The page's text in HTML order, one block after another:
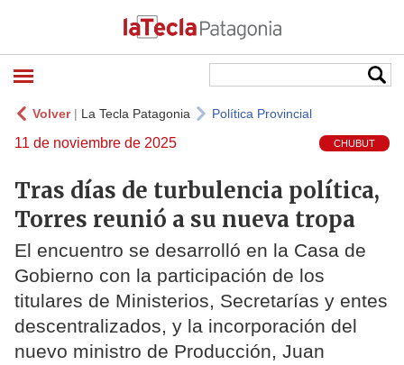
Volver| La Tecla Patagonia Política Provincial
11 de noviembre de 2025 CHUBUT
Tras días de turbulencia política,
Torres reunió a su nueva tropa
El encuentro se desarrolló en la Casa de
Gobierno con la participación de los
titulares de Ministerios, Secretarías y entes
descentralizados, y la incorporación del
nuevo ministro de Producción, Juan